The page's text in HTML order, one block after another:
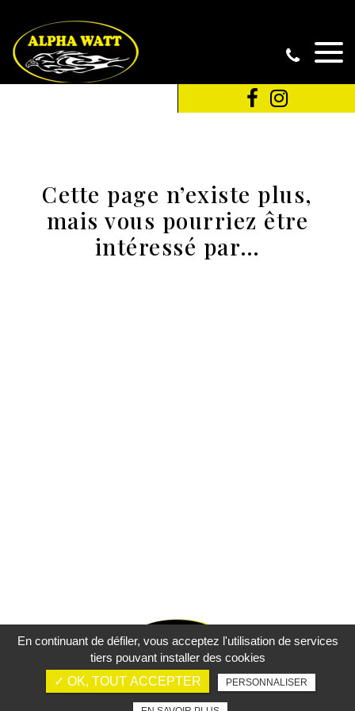
Cette page n’existe plus,
mais vous pourriez être
intéressé par…
En continuant de défiler, vous acceptez l'utilisation de services
tiers pouvant installer des cookies
✓ OK, TOUT ACCEPTER
PERSONNALISER